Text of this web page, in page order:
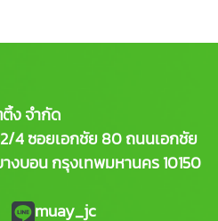
ติ้ง จำกัด
4 ซอยเอกชัย 80 ถนนเอกชัย
งบอน กรุงเทพมหานคร 10150
muay_jc